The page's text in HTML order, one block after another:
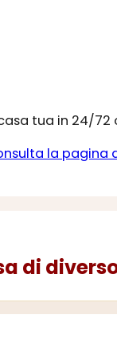
tua in 24/72
la pagina
di